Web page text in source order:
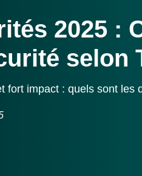
2025 :
selon
fort impact : quels sont les